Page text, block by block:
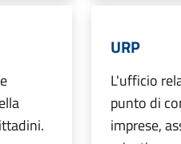
URP
L'ufficio
punto di
imprese,